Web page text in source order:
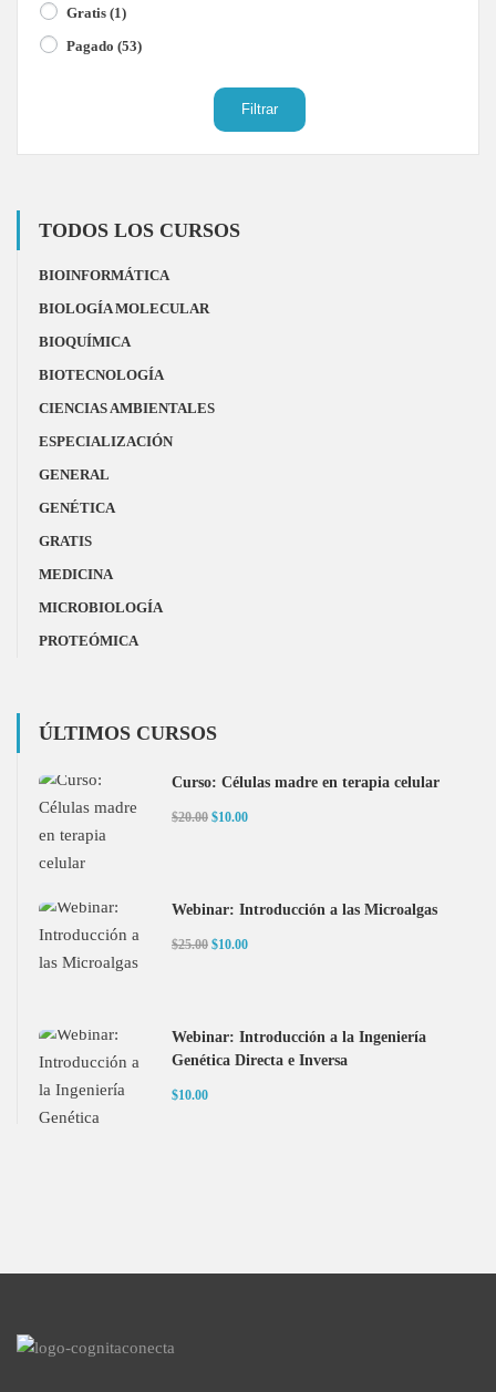
Gratis (1)
Pagado (53)
Filtrar
TODOS LOS CURSOS
BIOINFORMÁTICA
BIOLOGÍA MOLECULAR
BIOQUÍMICA
BIOTECNOLOGÍA
CIENCIAS AMBIENTALES
ESPECIALIZACIÓN
GENERAL
GENÉTICA
GRATIS
MEDICINA
MICROBIOLOGÍA
PROTEÓMICA
ÚLTIMOS CURSOS
Curso: Células madre en terapia celular
$20.00 $10.00
Webinar: Introducción a las Microalgas
$25.00 $10.00
Webinar: Introducción a la Ingeniería
Genética Directa e Inversa
$10.00